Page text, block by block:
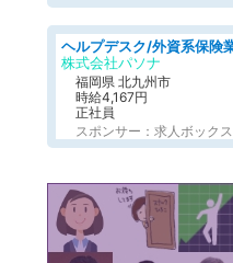
株式会社パソナ
福岡県 北九州市
時給4,167円
正社員
スポンサー：求人ボックス